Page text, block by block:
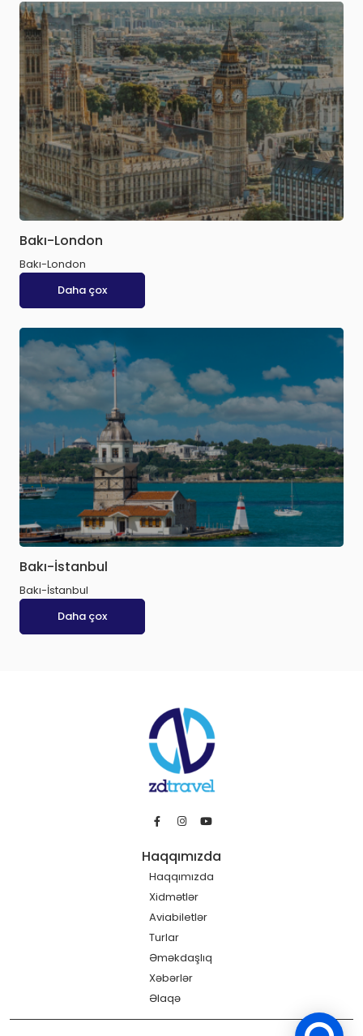
Bakı-London
Bakı-London
Daha çox
Bakı-İstanbul
Bakı-İstanbul
Daha çox
Haqqımızda
Haqqımızda
Xidmətlər
Aviabiletlər
Turlar
Əməkdaşlıq
Xəbərlər
Əlaqə